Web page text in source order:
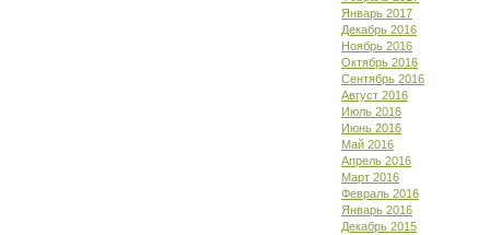
Январь 2017
Декабрь 2016
Ноябрь 2016
Октябрь 2016
Сентябрь 2016
Август 2016
Июль 2016
Июнь 2016
Май 2016
Апрель 2016
Март 2016
Февраль 2016
Январь 2016
Декабрь 2015